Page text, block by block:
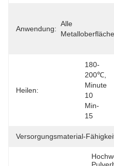
Anwendung:
Alle
Metalloberfläche
Heilen:
180-
200℃,
Minute
10
Min-
15
Versorgungsmaterial-